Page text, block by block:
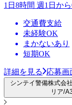
1日8時間 週1日か
交通費支給
未経験OK
まかないあり
短期OK
詳細を見る 応募画
シンテイ警備株式会
リア/